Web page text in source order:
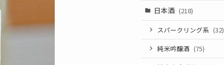
日本酒 (218)
スパークリング系 (32)
純米吟醸酒 (75)